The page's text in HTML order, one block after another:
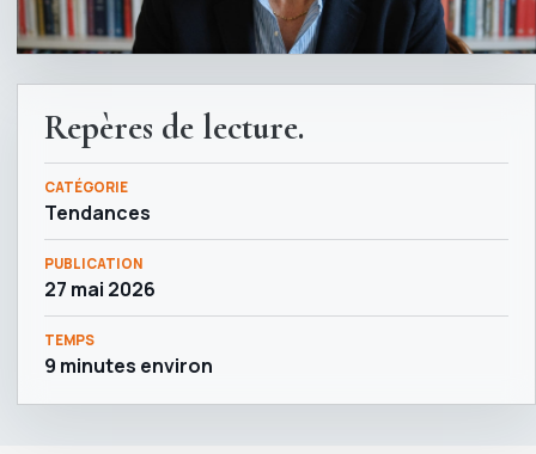
Repères de lecture.
CATÉGORIE
Tendances
PUBLICATION
27 mai 2026
TEMPS
9 minutes environ